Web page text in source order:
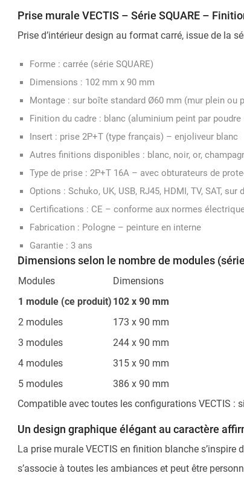
Prise murale VECTIS – Série SQUARE –
Prise d’intérieur design au format carré, issue de la
Forme : carrée (série SQUARE)
Dimensions : 102 mm x 90 mm
Montage : sur boîte standard Ø60 mm (mur plein ou
Finition du cadre : blanc (aluminium peint par
Insert : prise 2P+T (type français) – enjoliveur blanc
Autres finitions disponibles : blanc, noir, or,
Type de prise : 2P+T 16A – avec obturateurs de
Options : Schuko, UK, USB, RJ45, HDMI, TV, SAT, sur
Certifications : CE – conforme aux normes
Fabrication : Pologne – peinture en interne
Garantie : 3 ans
Dimensions selon le nombre de modules (série
Modules
Dimensions
1 module (ce produit) 102 x 90 mm
2 modules
173 x 90 mm
3 modules
244 x 90 mm
4 modules
315 x 90 mm
5 modules
386 x 90 mm
Compatible avec toutes les configurations VECTIS
Un design graphique élégant au caractère
La prise murale VECTIS en finition blanche
s’associe à toutes les ambiances et peut être